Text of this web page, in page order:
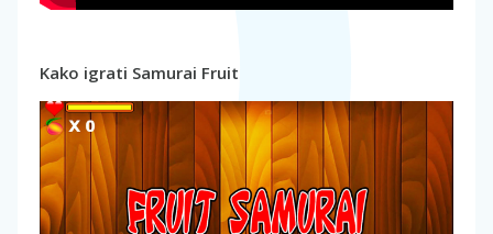
Kako igrati Samurai Fruit